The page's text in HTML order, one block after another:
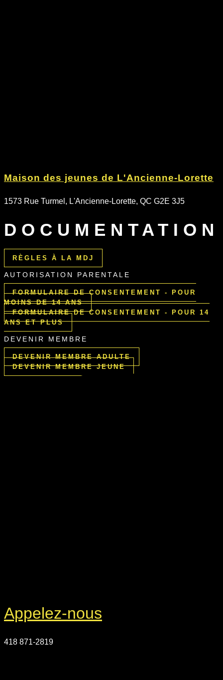
Maison des jeunes de L'Ancienne-Lorette
1573 Rue Turmel, L'Ancienne-Lorette, QC G2E 3J5
DOCUMENTATION
RÈGLES À LA MDJ
AUTORISATION PARENTALE
FORMULAIRE DE CONSENTEMENT - POUR
MOINS DE 14 ANS
FORMULAIRE DE CONSENTEMENT - POUR 14
ANS ET PLUS
DEVENIR MEMBRE
DEVENIR MEMBRE ADULTE
DEVENIR MEMBRE JEUNE
Appelez-nous
418 871-2819